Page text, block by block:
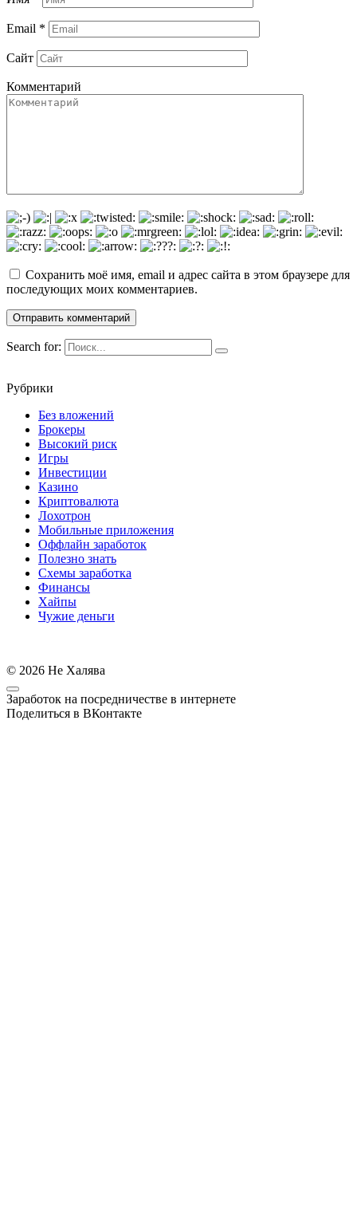
Email *
Сайт
Комментарий
Сохранить моё имя, email и адрес сайта в этом браузере для
последующих моих комментариев.
Search for:
Рубрики
Без вложений
Брокеры
Высокий риск
Игры
Инвестиции
Казино
Криптовалюта
Лохотрон
Мобильные приложения
Оффлайн заработок
Полезно знать
Схемы заработка
Финансы
Хайпы
Чужие деньги
© 2026 Не Халява
Заработок на посредничестве в интернете
Поделиться в ВКонтакте